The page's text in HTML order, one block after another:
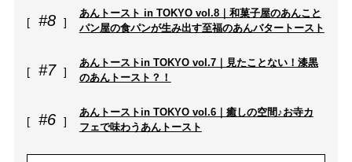
#8
あんトースト in TOKYO vol.8｜和菓子屋のあんこと
パン屋の食パンが生み出す至福のあんバタートースト
#7
あんトーストin TOKYO vol.7｜見たことない！漆黒
のあんトースト？！
#6
あんトーストin TOKYO vol.6｜癒しの空間♪お寺カ
フェで味わうあんトースト